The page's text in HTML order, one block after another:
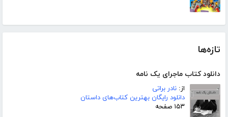
تازه‌ها
دانلود کتاب ماجرای یک نامه
از: نادر براتی
دانلود رایگان بهترین کتاب‌های داستان
۱۵۳ صفحه